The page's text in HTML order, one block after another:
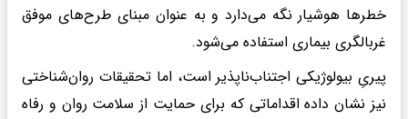
خطرها هوشیار نگه می‌دارد و به عنوان مبنای طرح‌های موفق
غربالگری بیماری استفاده می‌شود.
پیریِ بیولوژیکی اجتناب‌ناپذیر است، اما تحقیقات روان‌شناختی
نیز نشان داده اقداماتی که برای حمایت از سلامت روان و رفاه